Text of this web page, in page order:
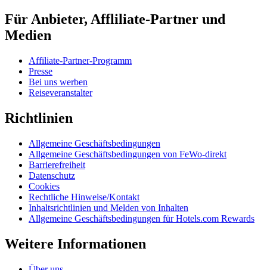
Für Anbieter, Affliliate-Partner und
Medien
Affiliate-Partner-Programm
Presse
Bei uns werben
Reiseveranstalter
Richtlinien
Allgemeine Geschäftsbedingungen
Allgemeine Geschäftsbedingungen von FeWo-direkt
Barrierefreiheit
Datenschutz
Cookies
Rechtliche Hinweise/Kontakt
Inhaltsrichtlinien und Melden von Inhalten
Allgemeine Geschäftsbedingungen für Hotels.com Rewards
Weitere Informationen